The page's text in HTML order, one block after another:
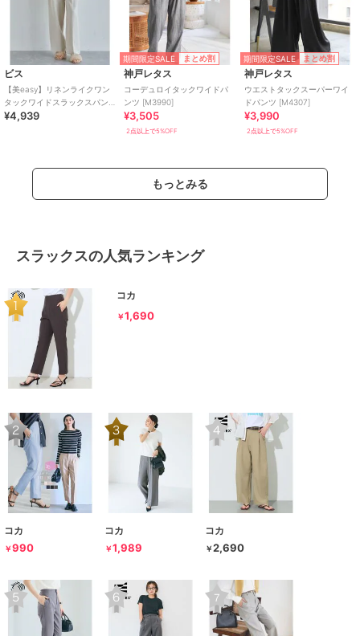
ビス
【美easy】リネンライクワン
タックワイドスラックスパン
ツ
¥4,939
期間限定SALE まとめ割
神戸レタス
コーデュロイタックワイドパ
ンツ [M3990]
¥3,505
2点以上で5%OFF
期間限定SALE まとめ割
神戸レタス
ウエストタックスーパーワイ
ドパンツ [M4307]
¥3,990
2点以上で5%OFF
もっとみる
スラックスの人気ランキング
コカ
￥1,690
コカ
￥990
コカ
￥1,989
コカ
￥2,690